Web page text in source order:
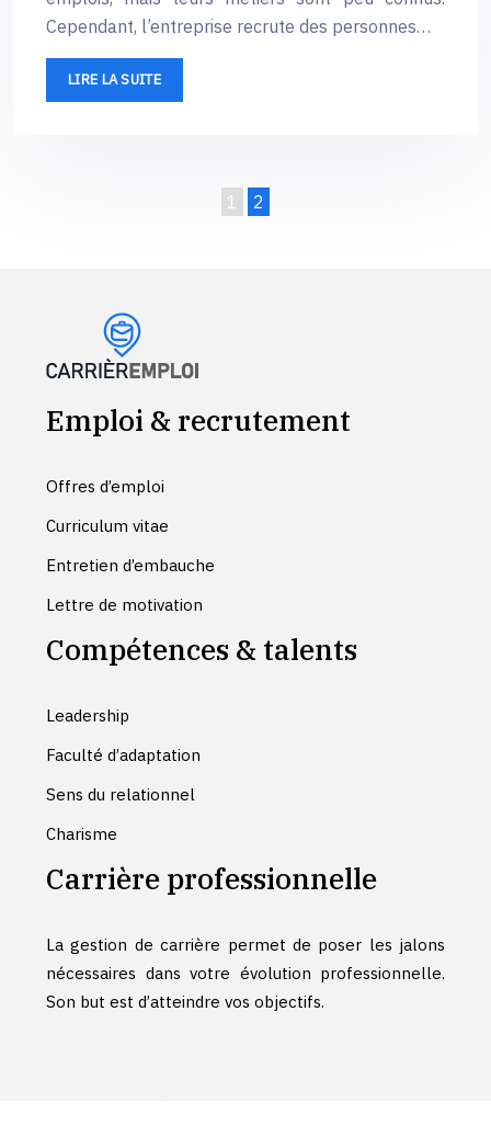
Cependant, l’entreprise recrute des personnes…
LIRE LA SUITE
1 2
Emploi & recrutement
Offres d’emploi
Curriculum vitae
Entretien d’embauche
Lettre de motivation
Compétences & talents
Leadership
Faculté d’adaptation
Sens du relationnel
Charisme
Carrière professionnelle
La gestion de carrière permet de poser les jalons
nécessaires dans votre évolution professionnelle.
Son but est d’atteindre vos objectifs.